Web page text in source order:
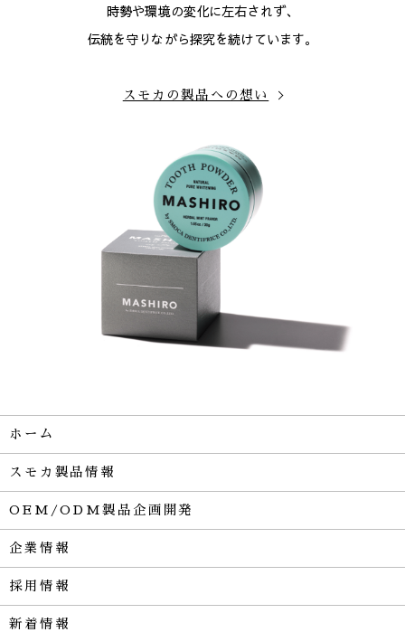
時勢や環境の変化に左右されず、
伝統を守りながら探究を続けています。
スモカの製品への想い
ホーム
スモカ製品情報
OEM/ODM製品企画開発
企業情報
採用情報
新着情報